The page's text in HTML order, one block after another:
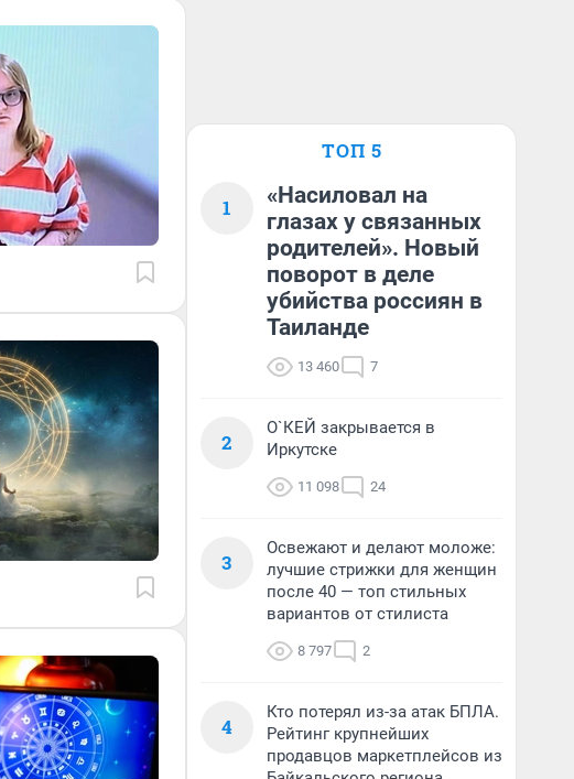
ТОП 5
1
«Насиловал на
глазах у связанных
родителей». Новый
поворот в деле
убийства россиян в
Таиланде
13 460 7
2
О`КЕЙ закрывается в
Иркутске
11 098 24
3
Освежают и делают моложе:
лучшие стрижки для женщин
после 40 — топ стильных
вариантов от стилиста
8 797 2
4
Кто потерял из-за атак БПЛА.
Рейтинг крупнейших
продавцов маркетплейсов из